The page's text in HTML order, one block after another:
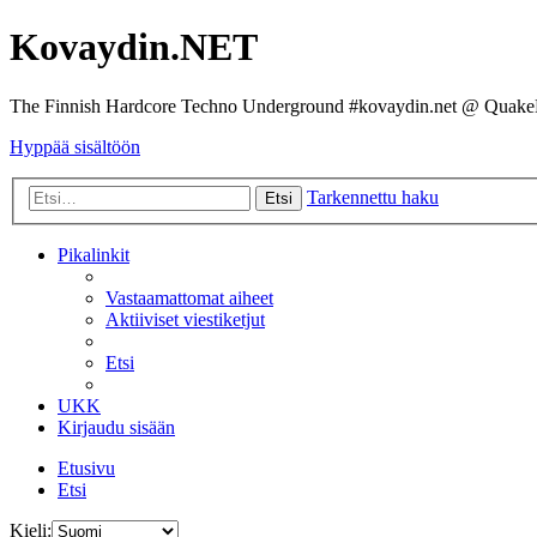
Kovaydin.NET
The Finnish Hardcore Techno Underground #kovaydin.net @
Hyppää sisältöön
Etsi Tarkennettu haku
Pikalinkit
Vastaamattomat aiheet
Aktiiviset viestiketjut
Etsi
UKK
Kirjaudu sisään
Etusivu
Etsi
Kieli: